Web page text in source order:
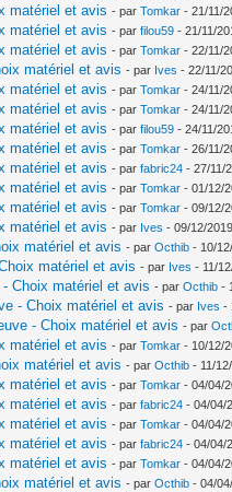
matériel et avis - parTomkar - 21/11/
matériel et avis - parfilou59 - 21/11/
matériel et avis - parTomkar - 22/11/
matériel et avis - par Ives - 22/11/
matériel et avis - parTomkar - 24/11/
matériel et avis - parTomkar - 24/11/
matériel et avis - parfilou59 - 24/11/
matériel et avis - parTomkar - 26/11/
matériel et avis - parfabric24 - 27/11/
matériel et avis - parTomkar - 01/12/
matériel et avis - parTomkar - 09/12/
matériel et avis - par Ives - 09/12/
matériel et avis - parOcthib - 10/
matériel et avis - par Ives - 11/
Choix matériel et avis - parOcthib -
- Choix matériel et avis - par Ives -
- Choix matériel et avis - par
matériel et avis - parTomkar - 10/12/
matériel et avis - parOcthib - 11/
matériel et avis - parTomkar - 04/04/
matériel et avis - parfabric24 - 04/04/
matériel et avis - parTomkar - 04/04/
matériel et avis - parfabric24 - 04/04/
matériel et avis - parTomkar - 04/04/
matériel et avis - parOcthib - 04/